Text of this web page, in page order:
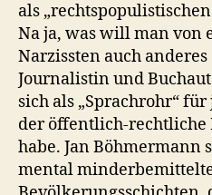
als
Na ja, was will man von
Narzissten auch
Journalistin und
sich als „Sprachrohr“
der öffentlich-rechtliche
habe. Jan Böhmermann
mental